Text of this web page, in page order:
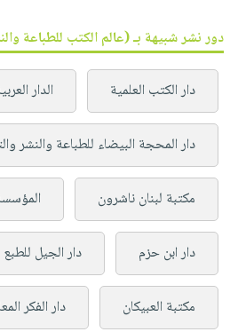
دور نشر شبيهة بـ (عالم الكتب للطباعة
دار الكتب العلمية الدار
دار المحجة البيضاء للطباعة والنشر
مكتبة لبنان ناشرون
دار ابن حزم دار الجيل
مكتبة العبيكان دار الفكر